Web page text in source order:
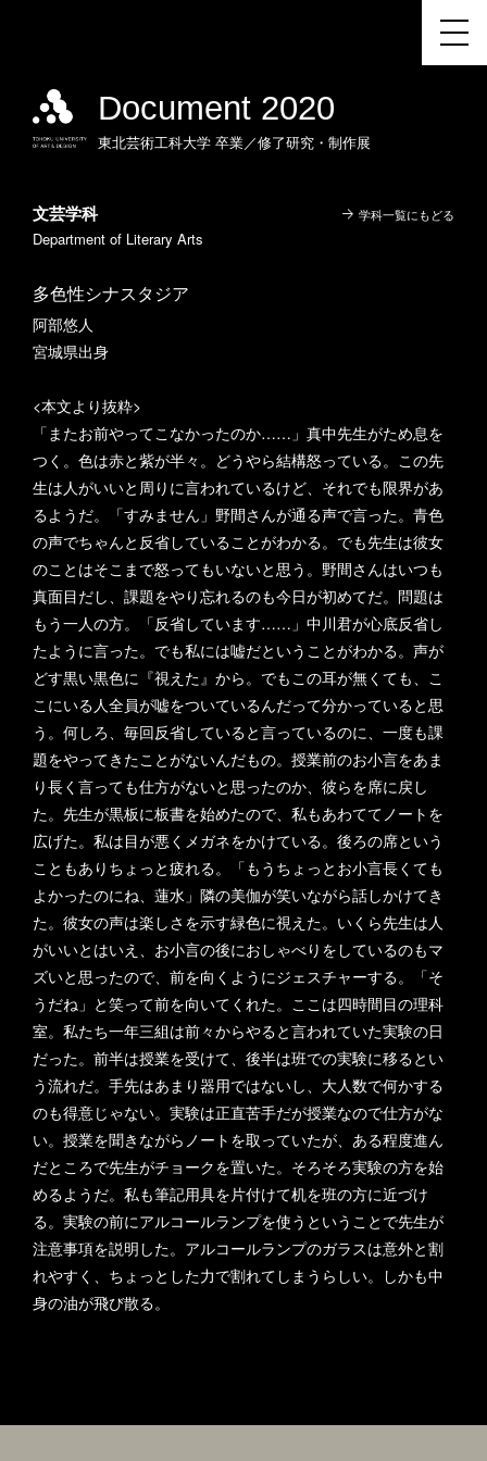
Document 2020
東北芸術工科大学 卒業／修了研究・制作展
学科一覧にもどる
文芸学科
Department of Literary Arts
多色性シナスタジア
阿部悠人
宮城県出身
<本文より抜粋>
「またお前やってこなかったのか……」真中先生がため息を
つく。色は赤と紫が半々。どうやら結構怒っている。この先
生は人がいいと周りに言われているけど、それでも限界があ
るようだ。「すみません」野間さんが通る声で言った。青色
の声でちゃんと反省していることがわかる。でも先生は彼女
のことはそこまで怒ってもいないと思う。野間さんはいつも
真面目だし、課題をやり忘れるのも今日が初めてだ。問題は
もう一人の方。「反省しています……」中川君が心底反省し
たように言った。でも私には嘘だということがわかる。声が
どす黒い黒色に『視えた』から。でもこの耳が無くても、こ
こにいる人全員が嘘をついているんだって分かっていると思
う。何しろ、毎回反省していると言っているのに、一度も課
題をやってきたことがないんだもの。授業前のお小言をあま
り長く言っても仕方がないと思ったのか、彼らを席に戻し
た。先生が黒板に板書を始めたので、私もあわててノートを
広げた。私は目が悪くメガネをかけている。後ろの席という
こともありちょっと疲れる。「もうちょっとお小言長くても
よかったのにね、蓮水」隣の美伽が笑いながら話しかけてき
た。彼女の声は楽しさを示す緑色に視えた。いくら先生は人
がいいとはいえ、お小言の後におしゃべりをしているのもマ
ズいと思ったので、前を向くようにジェスチャーする。「そ
うだね」と笑って前を向いてくれた。ここは四時間目の理科
室。私たち一年三組は前々からやると言われていた実験の日
だった。前半は授業を受けて、後半は班での実験に移るとい
う流れだ。手先はあまり器用ではないし、大人数で何かする
のも得意じゃない。実験は正直苦手だが授業なので仕方がな
い。授業を聞きながらノートを取っていたが、ある程度進ん
だところで先生がチョークを置いた。そろそろ実験の方を始
めるようだ。私も筆記用具を片付けて机を班の方に近づけ
る。実験の前にアルコールランプを使うということで先生が
注意事項を説明した。アルコールランプのガラスは意外と割
れやすく、ちょっとした力で割れてしまうらしい。しかも中
身の油が飛び散る。